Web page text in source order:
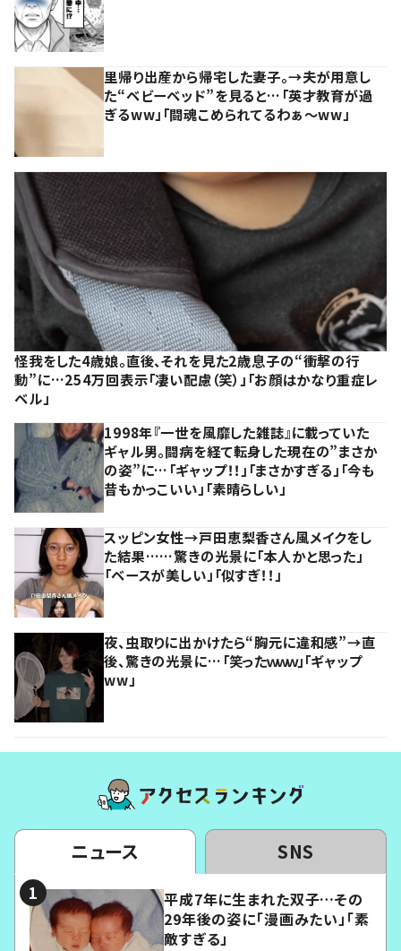
里帰り出産から帰宅した妻子。→夫が用意し
た“ベビーベッド”を見ると…「英才教育が過
ぎるww」「闘魂こめられてるわぁ～ww」
怪我をした4歳娘。直後、それを見た2歳息子の“衝撃の行
動”に…254万回表示「凄い配慮（笑）」「お顔はかなり重症レ
ベル」
1998年『一世を風靡した雑誌』に載っていた
ギャル男。闘病を経て転身した現在の”まさか
の姿”に…「ギャップ！！」「まさかすぎる」「今も
昔もかっこいい」「素晴らしい」
スッピン女性→戸田恵梨香さん風メイクをし
た結果……驚きの光景に「本人かと思った」
「ベースが美しい」「似すぎ！！」
夜、虫取りに出かけたら“胸元に違和感”→直
後、驚きの光景に…「笑ったｗｗｗ」「ギャップ
ww」
ニュース SNS
平成7年に生まれた双子…その
29年後の姿に「漫画みたい」「素
敵すぎる」